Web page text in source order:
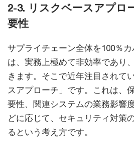
2-3. リスクベースアプロ
要性
サプライチェーン全体を100％
は、実務上極めて非効率であり
きます。そこで近年注目されて
スアプローチ」です。これは、
要性、関連システムの業務影響
どに応じて、セキュリティ対策
るという考え方です。